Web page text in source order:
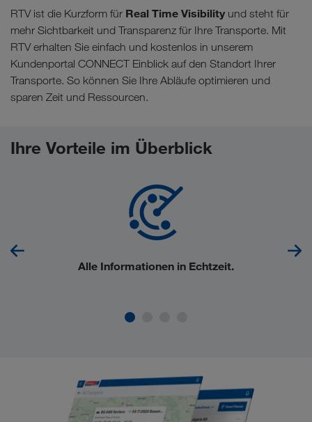
RTV ist die Kurzform für Real Time Visibility und steht für
mehr Sichtbarkeit und Transparenz für Ihre Transporte. Mit
RTV erhalten Sie einfach und kostenlos in unserem
Kundenportal CONNECT Einblick auf den Standort Ihrer
Transporte. So können Sie Ihre Abläufe optimieren und
sparen Zeit und Ressourcen.
Ihre Vorteile im Überblick
Alle Informationen in Echtzeit.